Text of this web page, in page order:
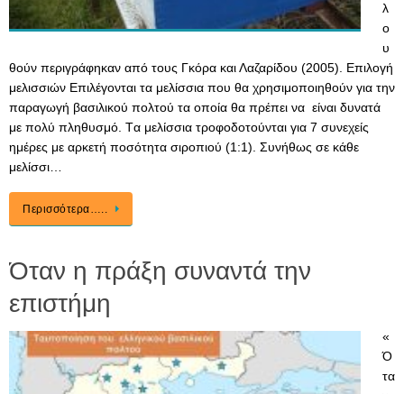
λ
ο
υ
θούν περιγράφηκαν από τους Γκόρα και Λαζαρίδου (2005). Επιλογή
μελισσιών Επιλέγονται τα μελίσσια που θα χρησιμοποιηθούν για την
παραγωγή βασιλικού πολτού τα οποία θα πρέπει να είναι δυνατά
με πολύ πληθυσμό. Tα μελίσσια τροφοδοτούνται για 7 συνεχείς
ημέρες με αρκετή ποσότητα σιροπιού (1:1). Συνήθως σε κάθε
μελίσσι…
Περισσότερα…..
Όταν η πράξη συναντά την
επιστήμη
«
Ό
τα